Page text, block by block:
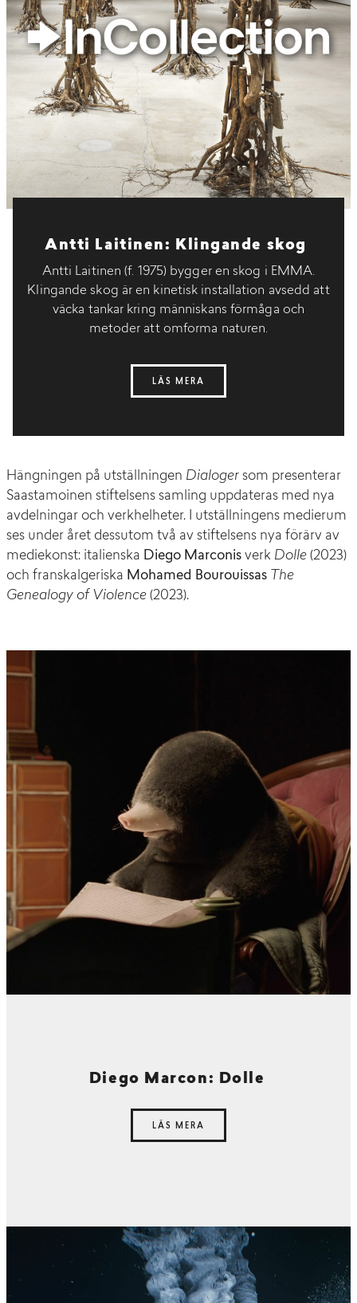
Antti Laitinen: Klingande skog
Antti Laitinen (f. 1975) bygger en skog i EMMA.
Klingande skog är en kinetisk installation avsedd att
väcka tankar kring människans förmåga och
metoder att omforma naturen.
LÄS MERA
Hängningen på utställningen Dialoger som presenterar
Saastamoinen stiftelsens samling uppdateras med nya
avdelningar och verkhelheter. I utställningens medierum
ses under året dessutom två av stiftelsens nya förärv av
mediekonst: italienska Diego Marconis verk Dolle (2023)
och franskalgeriska Mohamed Bourouissas The
Genealogy of Violence (2023).
Diego Marcon: Dolle
LÄS MERA